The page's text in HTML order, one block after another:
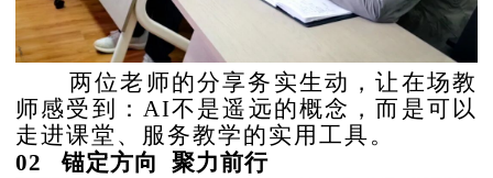
两位老师的分享务实生动，让在场教
师感受到： AI不是遥远的概念，而是可以
走进课堂、服务教学的实用工具。
02 锚定方向 聚力前行